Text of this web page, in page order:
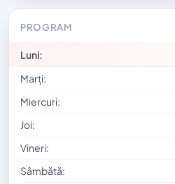
PROGRAM
Luni:
Marți:
Miercuri:
Joi:
Vineri:
Sâmbătă: